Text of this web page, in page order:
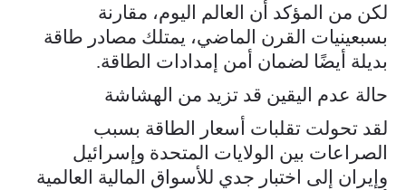
لكن من المؤكد أن العالم اليوم، مقارنة
بسبعينيات القرن الماضي، يمتلك مصادر طاقة
بديلة أيضًا لضمان أمن إمدادات الطاقة.
حالة عدم اليقين قد تزيد من الهشاشة
لقد تحولت تقلبات أسعار الطاقة بسبب
الصراعات بين الولايات المتحدة وإسرائيل
وإيران إلى اختبار جدي للأسواق المالية العالمية